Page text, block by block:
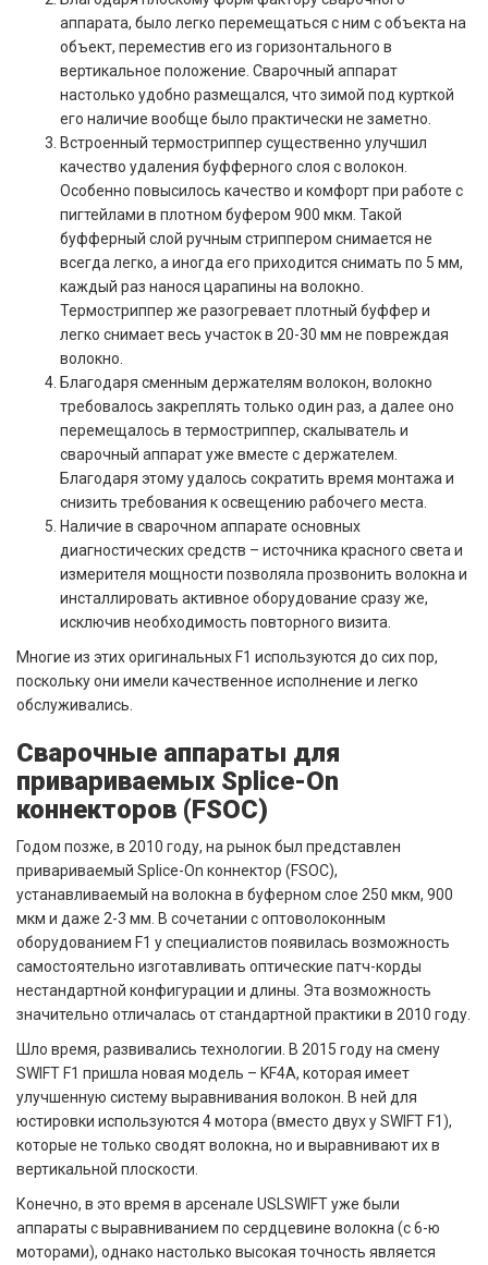
аппарата, было легко перемещаться с ним с объекта на
объект, переместив его из горизонтального в
вертикальное положение. Сварочный аппарат
настолько удобно размещался, что зимой под курткой
его наличие вообще было практически не заметно.
Встроенный термостриппер существенно улучшил
качество удаления буфферного слоя с волокон.
Особенно повысилось качество и комфорт при работе с
пигтейлами в плотном буфером 900 мкм. Такой
буфферный слой ручным стриппером снимается не
всегда легко, а иногда его приходится снимать по 5 мм,
каждый раз нанося царапины на волокно.
Термостриппер же разогревает плотный буффер и
легко снимает весь участок в 20-30 мм не повреждая
волокно.
Благодаря сменным держателям волокон, волокно
требовалось закреплять только один раз, а далее оно
перемещалось в термостриппер, скалыватель и
сварочный аппарат уже вместе с держателем.
Благодаря этому удалось сократить время монтажа и
снизить требования к освещению рабочего места.
Наличие в сварочном аппарате основных
диагностических средств – источника красного света и
измерителя мощности позволяла прозвонить волокна и
инсталлировать активное оборудование сразу же,
исключив необходимость повторного визита.
Многие из этих оригинальных F1 используются до сих пор,
поскольку они имели качественное исполнение и легко
обслуживались.
Сварочные аппараты для
привариваемых Splice-On
коннекторов (FSOC)
Годом позже, в 2010 году, на рынок был представлен
привариваемый Splice-On коннектор (FSOC),
устанавливаемый на волокна в буферном слое 250 мкм, 900
мкм и даже 2-3 мм. В сочетании с оптоволоконным
оборудованием F1 у специалистов появилась возможность
самостоятельно изготавливать оптические патч-корды
нестандартной конфигурации и длины. Эта возможность
значительно отличалась от стандартной практики в 2010 году.
Шло время, развивались технологии. В 2015 году на смену
SWIFT F1 пришла новая модель – KF4A, которая имеет
улучшенную систему выравнивания волокон. В ней для
юстировки используются 4 мотора (вместо двух у SWIFT F1),
которые не только сводят волокна, но и выравнивают их в
вертикальной плоскости.
Конечно, в это время в арсенале USLSWIFT уже были
аппараты с выравниванием по сердцевине волокна (с 6-ю
моторами), однако настолько высокая точность является